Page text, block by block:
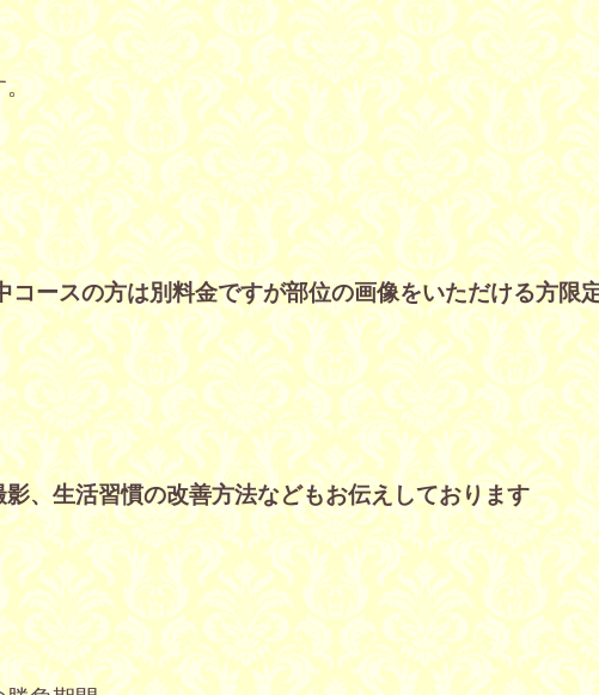
コースの方は別料金ですが部位の画像をいただける方限
、生活習慣の改善方法などもお伝えしております